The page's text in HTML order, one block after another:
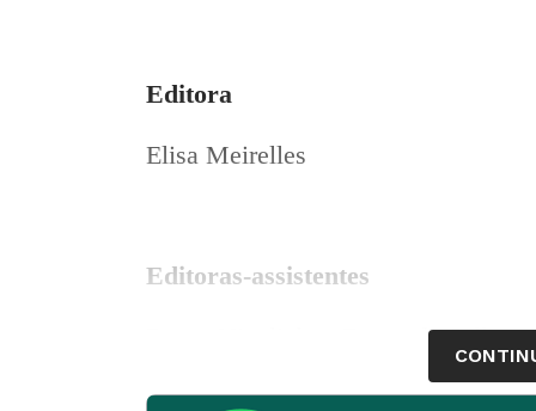
Editora
Elisa Meirelles
Editoras-assistentes
Bruna Nicolielo e Fernanda Salla